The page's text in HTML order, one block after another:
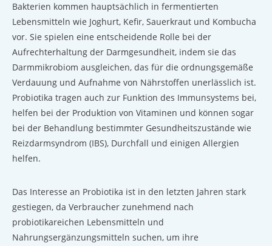
Bakterien kommen hauptsächlich in fermentierten
Lebensmitteln wie Joghurt, Kefir, Sauerkraut und Kombucha
vor. Sie spielen eine entscheidende Rolle bei der
Aufrechterhaltung der Darmgesundheit, indem sie das
Darmmikrobiom ausgleichen, das für die ordnungsgemäße
Verdauung und Aufnahme von Nährstoffen unerlässlich ist.
Probiotika tragen auch zur Funktion des Immunsystems bei,
helfen bei der Produktion von Vitaminen und können sogar
bei der Behandlung bestimmter Gesundheitszustände wie
Reizdarmsyndrom (IBS), Durchfall und einigen Allergien
helfen.
Das Interesse an Probiotika ist in den letzten Jahren stark
gestiegen, da Verbraucher zunehmend nach
probiotikareichen Lebensmitteln und
Nahrungsergänzungsmitteln suchen, um ihre